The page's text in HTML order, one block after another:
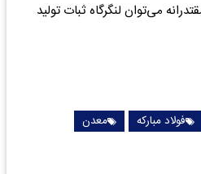
می‌توان لنگرگاه ثبات تولید
فولاد مبارکه
معدن